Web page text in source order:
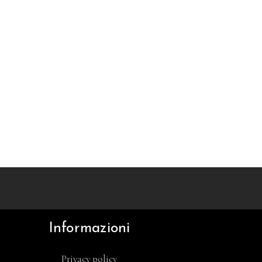
Informazioni
Privacy policy